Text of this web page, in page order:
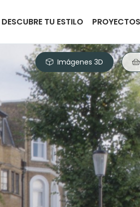
DESCUBRE TU ESTILO PROYECTOS
Imágenes 3D